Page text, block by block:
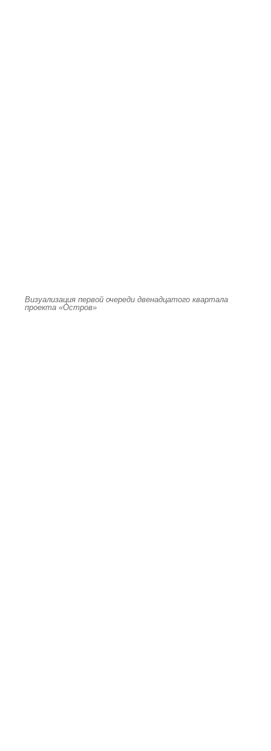
Визуализация первой очереди двенадцатого квартала
проекта «Остров»